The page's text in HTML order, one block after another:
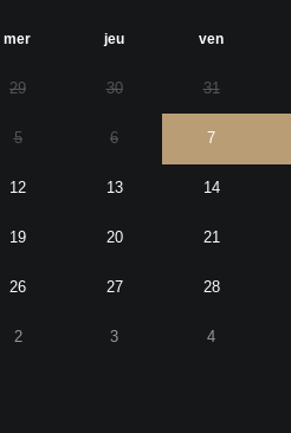
mer jeu ven
29 30 31
5 6 7
12 13 14
19 20 21
26 27 28
2 3 4